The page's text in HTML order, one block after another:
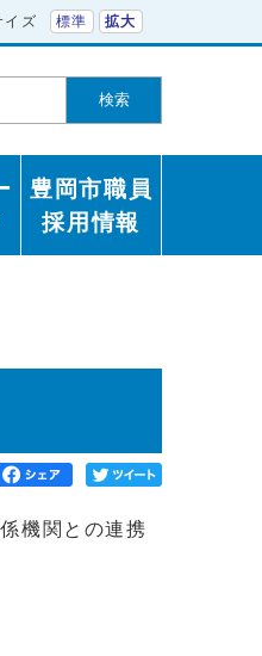
イズ 標準 拡大
検索
豊岡市職員
採用情報
機関との連携